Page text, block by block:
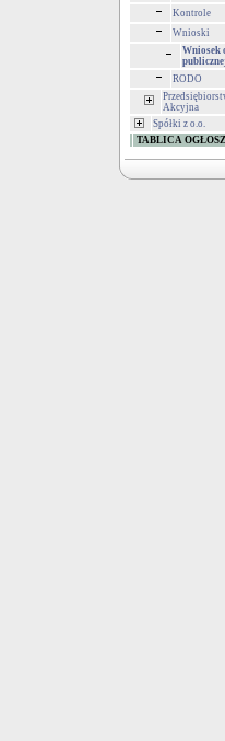
Kontrole
Wnioski
Wniosek
RODO
Akcyjna
Spółki z o.o.
TABLICA